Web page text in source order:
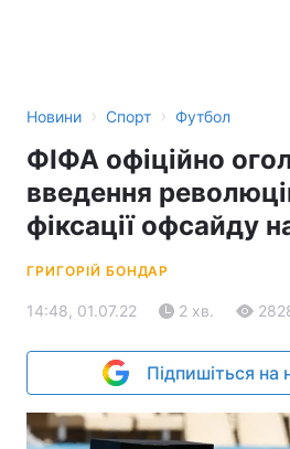
Новини › Спорт › Футбол
ФІФА офіційно
введення
фіксації офсайду
ГРИГОРІЙ БОНДАР
14:48, 01.07.22 2 хв.
Підпишіться на